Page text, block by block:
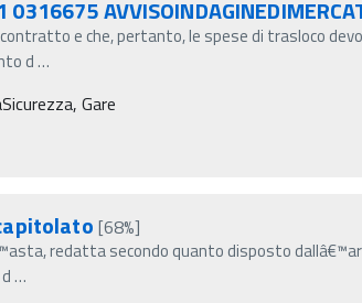
0316675
e che, pertanto, le spese di trasloco
d…
Gare
[68%]
redatta secondo quanto disposto
…